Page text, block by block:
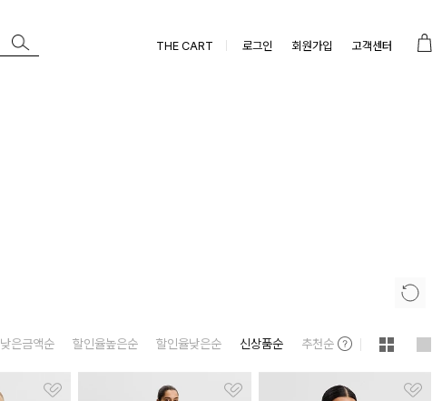
THE CART 로그인 회원가입 고객센터
낮은금액순 할인율높은순 할인율낮은순 신상품순 추천순